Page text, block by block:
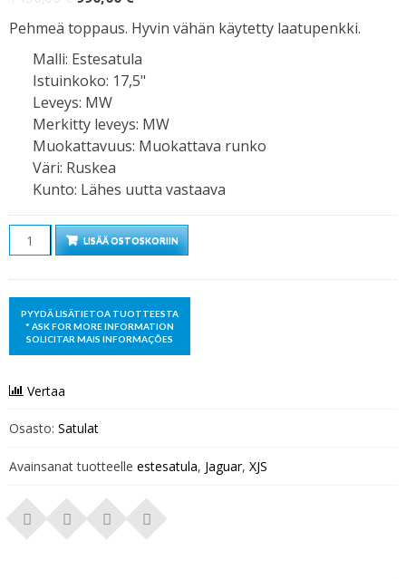
oli:
1490,00 €.
hinta
on:
990,00 €.
Pehmeä toppaus. Hyvin vähän käytetty laatupenkki.
Malli: Estesatula
Istuinkoko: 17,5"
Leveys: MW
Merkitty leveys: MW
Muokattavuus: Muokattava runko
Väri: Ruskea
Kunto: Lähes uutta vastaava
Määrä LISÄÄ OSTOSKORIIN
Vertaa
Osasto: Satulat
Avainsanat tuotteelle estesatula, Jaguar, XJS